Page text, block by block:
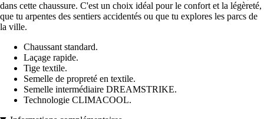
dans cette chaussure. C'est un choix idéal pour le confort et la légèreté,
que tu arpentes des sentiers accidentés ou que tu explores les parcs de
la ville.
Chaussant standard.
Laçage rapide.
Tige textile.
Semelle de propreté en textile.
Semelle intermédiaire DREAMSTRIKE.
Technologie CLIMACOOL.